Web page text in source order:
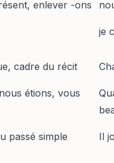
enlever -ons
je
cadre du récit
étions, vous
passé simple Il